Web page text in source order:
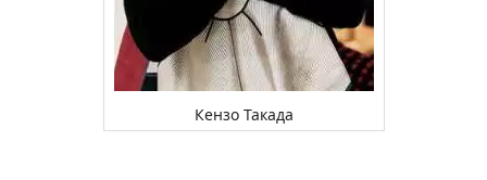
Кензо Такада